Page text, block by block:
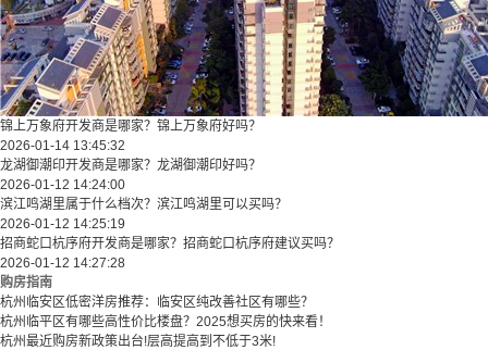
锦上万象府开发商是哪家？锦上万象府好吗？
2026-01-14 13:45:32
龙湖御潮印开发商是哪家？龙湖御潮印好吗？
2026-01-12 14:24:00
滨江鸣湖里属于什么档次？滨江鸣湖里可以买吗？
2026-01-12 14:25:19
招商蛇口杭序府开发商是哪家？招商蛇口杭序府建议买吗？
2026-01-12 14:27:28
购房指南
杭州临安区低密洋房推荐：临安区纯改善社区有哪些？
​​杭州临平区有哪些高性价比楼盘？2025想买房的快来看！​
杭州最近购房新政策出台!层高提高到不低于3米!